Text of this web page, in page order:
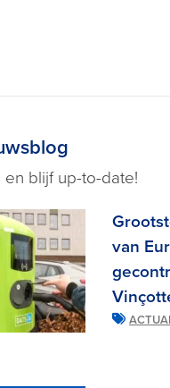
blijf up-to-date!
van